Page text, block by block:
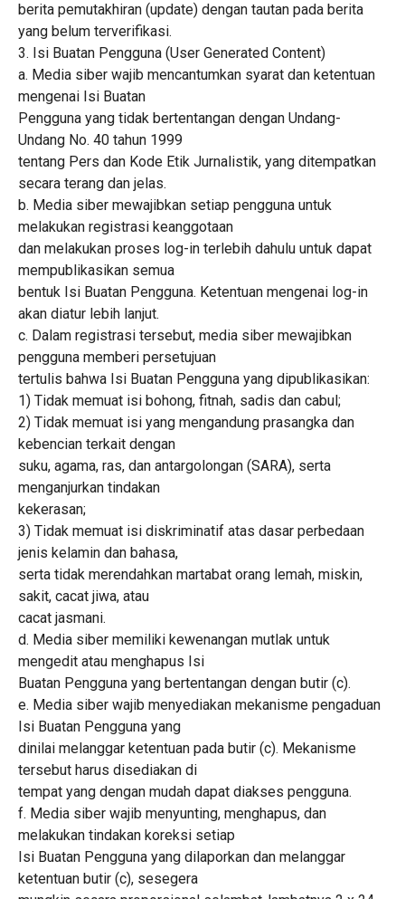
berita pemutakhiran (update) dengan tautan pada berita
yang belum terverifikasi.
3. Isi Buatan Pengguna (User Generated Content)
a. Media siber wajib mencantumkan syarat dan ketentuan
mengenai Isi Buatan
Pengguna yang tidak bertentangan dengan Undang-
Undang No. 40 tahun 1999
tentang Pers dan Kode Etik Jurnalistik, yang ditempatkan
secara terang dan jelas.
b. Media siber mewajibkan setiap pengguna untuk
melakukan registrasi keanggotaan
dan melakukan proses log-in terlebih dahulu untuk dapat
mempublikasikan semua
bentuk Isi Buatan Pengguna. Ketentuan mengenai log-in
akan diatur lebih lanjut.
c. Dalam registrasi tersebut, media siber mewajibkan
pengguna memberi persetujuan
tertulis bahwa Isi Buatan Pengguna yang dipublikasikan:
1) Tidak memuat isi bohong, fitnah, sadis dan cabul;
2) Tidak memuat isi yang mengandung prasangka dan
kebencian terkait dengan
suku, agama, ras, dan antargolongan (SARA), serta
menganjurkan tindakan
kekerasan;
3) Tidak memuat isi diskriminatif atas dasar perbedaan
jenis kelamin dan bahasa,
serta tidak merendahkan martabat orang lemah, miskin,
sakit, cacat jiwa, atau
cacat jasmani.
d. Media siber memiliki kewenangan mutlak untuk
mengedit atau menghapus Isi
Buatan Pengguna yang bertentangan dengan butir (c).
e. Media siber wajib menyediakan mekanisme pengaduan
Isi Buatan Pengguna yang
dinilai melanggar ketentuan pada butir (c). Mekanisme
tersebut harus disediakan di
tempat yang dengan mudah dapat diakses pengguna.
f. Media siber wajib menyunting, menghapus, dan
melakukan tindakan koreksi setiap
Isi Buatan Pengguna yang dilaporkan dan melanggar
ketentuan butir (c), sesegera